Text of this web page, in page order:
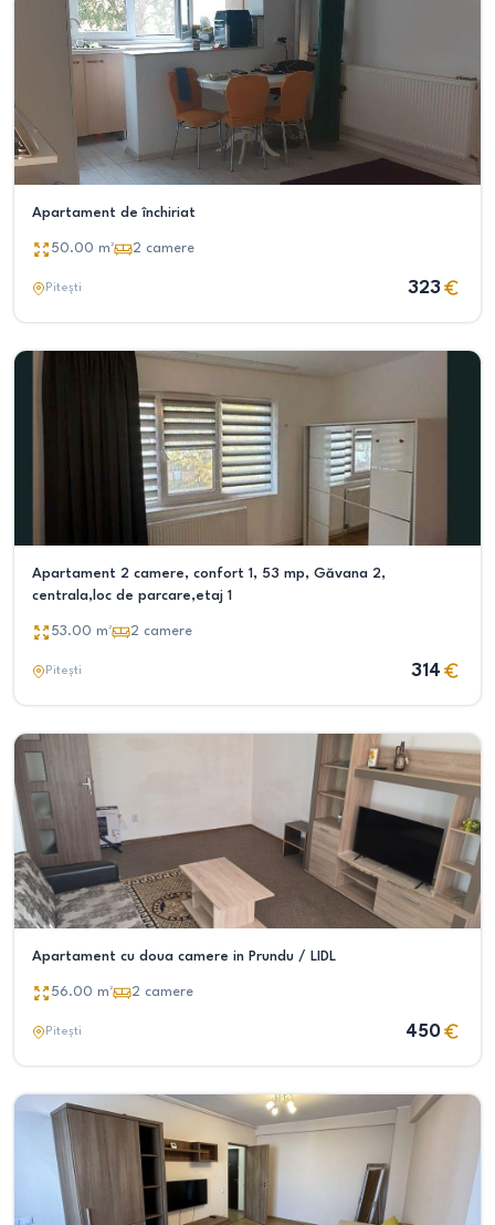
Apartament de închiriat
50.00 m² 2 camere
Pitești 323
Apartament 2 camere, confort 1, 53 mp, Găvana 2,
centrala,loc de parcare,etaj 1
53.00 m² 2 camere
Pitești 314
Apartament cu doua camere in Prundu / LIDL
56.00 m² 2 camere
Pitești 450